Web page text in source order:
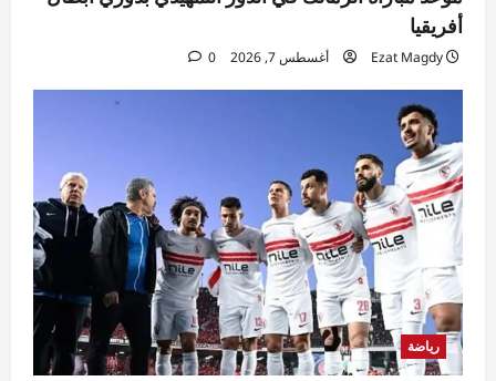
أفريقيا
Ezat Magdy أغسطس 7, 2026 0
رياضة